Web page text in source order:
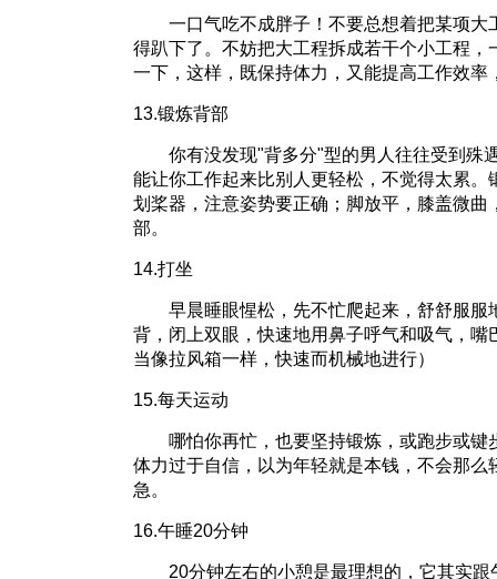
一口气吃不成胖子！不要总想着把某项大
得趴下了。不妨把大工程拆成若干个小工程，
一下，这样，既保持体力，又能提高工作效率
13.锻炼背部
你有没发现"背多分"型的男人往往受到殊
能让你工作起来比别人更轻松，不觉得太累。
划桨器，注意姿势要正确；脚放平，膝盖微曲
部。
14.打坐
早晨睡眼惺松，先不忙爬起来，舒舒服服
背，闭上双眼，快速地用鼻子呼气和吸气，嘴
当像拉风箱一样，快速而机械地进行）
15.每天运动
哪怕你再忙，也要坚持锻炼，或跑步或键
体力过于自信，以为年轻就是本钱，不会那么
急。
16.午睡20分钟
20分钟左右的小憩是最理想的，它其实跟